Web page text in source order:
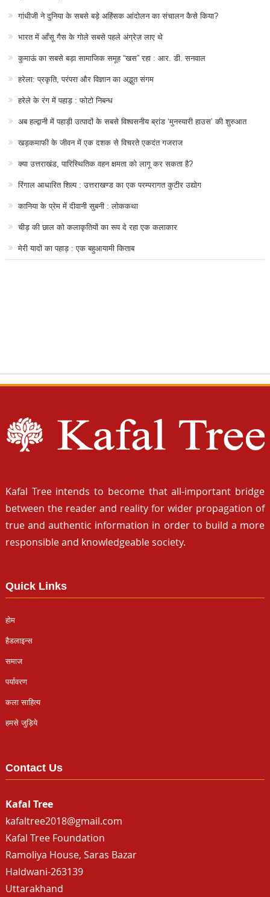
गांधीजी ने दुनिया के सबसे बड़े अहिंसक आंदोलन का संचालन कैसे किया?
भारत में आँसू गैस के गोले सबसे पहले अंग्रेज़ लाए थे
कुमाऊं का सबसे बड़ा सामाजिक समूह “खस” रहा : आर. डी. सनवाल
हरेला: प्रकृति, परंपरा और विज्ञान का अद्भुत संगम
हरेले के रंग में पहाड़ : फोटो निबन्ध
अब हल्द्वानी में पहाड़ी उत्पादों के सबसे विश्वसनीय ब्रांड ‘मुनस्यारी हाउस’ की शुरुआत
खड़कमाफी के जीवन में एक दशक से विचरते एकदंत गजराज
क्या उत्तराखंड, पारिस्थितिक वहन क्षमता को लागू कर सकता है?
रिंगाल आधारित शिल्प : उत्तराखण्ड का एक परम्परागत कुटीर उद्योग
कानिया के प्रेम में दीवानी सुबनी : लोककथा
चीड़ की छाल को कलाकृतियों का रूप दे रहा एक कलाकार
मेरी यादों का पहाड़ : एक बहुआयामी किताब
Kafal Tree intends to become that all-important bridge
between the reader and reality for wider propagation of
true and authentic information in order to build a more
responsible and knowledgeable society.
Quick Links
होम
हैडलाइन्स
समाज
पर्यावरण
कला साहित्य
हमसे जुड़िये
Contact Us
Kafal Tree
kafaltree2018@gmail.com
Kafal Tree Foundation
Ramoliya House, Saras Bazar
Haldwani-263139
Uttarakhand